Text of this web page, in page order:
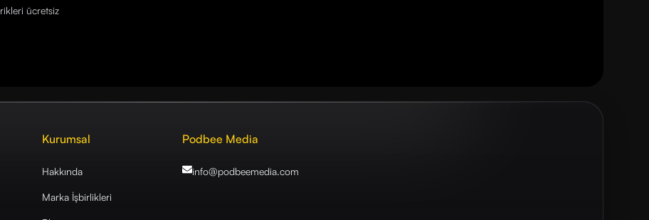
ücretsiz
Kurumsal
Hakkında
Marka İşbirlikleri
Podbee Media
info@podbeemedia.com